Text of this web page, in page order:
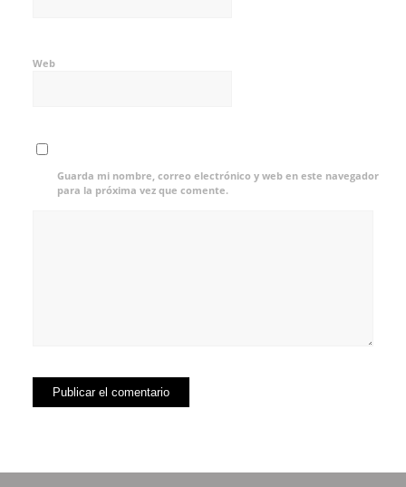
Web
Guarda mi nombre, correo electrónico y web en este navegador
para la próxima vez que comente.